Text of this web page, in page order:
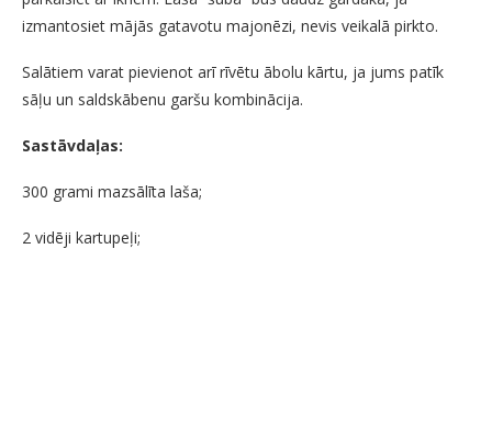
izmantosiet mājās gatavotu majonēzi, nevis veikalā pirkto.
Salātiem varat pievienot arī rīvētu ābolu kārtu, ja jums patīk
sāļu un saldskābenu garšu kombinācija.
Sastāvdaļas:
300 grami mazsālīta laša;
2 vidēji kartupeļi;